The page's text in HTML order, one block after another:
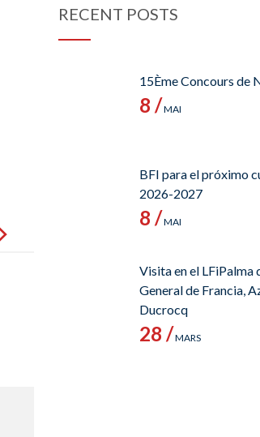
RECENT POSTS
15Ème Concours de
8 /MAI
BFI para el próximo
2026-2027
8 /MAI
Visita en el LFiPalma
General de Francia,
Ducrocq
28 /MARS